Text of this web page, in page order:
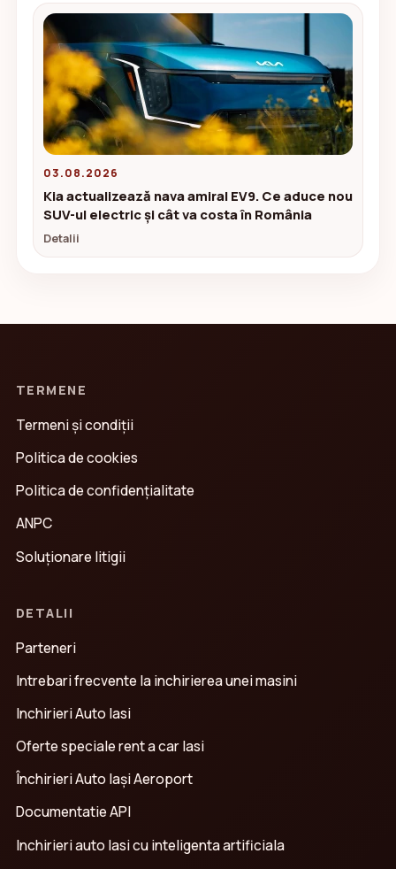
03.08.2026
Kia actualizează nava amiral EV9. Ce aduce nou
SUV-ul electric și cât va costa în România
Detalii
TERMENE
Termeni și condiții
Politica de cookies
Politica de confidenţialitate
ANPC
Soluționare litigii
DETALII
Parteneri
Intrebari frecvente la inchirierea unei masini
Inchirieri Auto Iasi
Oferte speciale rent a car Iasi
Închirieri Auto Iași Aeroport
Documentatie API
Inchirieri auto Iasi cu inteligenta artificiala